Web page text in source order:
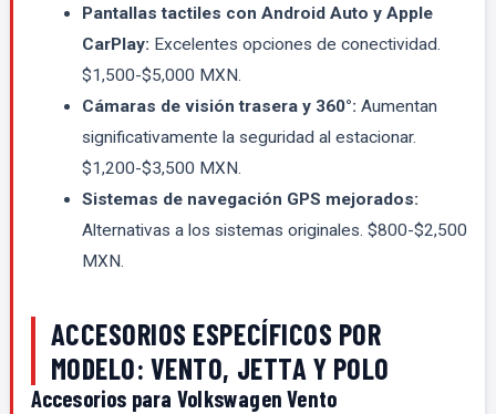
Pantallas tactiles con Android Auto y Apple
CarPlay: Excelentes opciones de conectividad.
$1,500-$5,000 MXN.
Cámaras de visión trasera y 360°: Aumentan
significativamente la seguridad al estacionar.
$1,200-$3,500 MXN.
Sistemas de navegación GPS mejorados:
Alternativas a los sistemas originales. $800-$2,500
MXN.
ACCESORIOS ESPECÍFICOS POR
MODELO: VENTO, JETTA Y POLO
Accesorios para Volkswagen Vento